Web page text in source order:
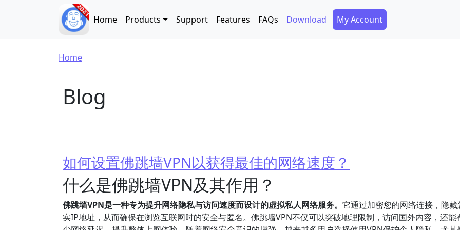
Skip to main content
Main navigation
Home Products Support Features FAQs Download Secondary Menu
My Account
Breadcrumb
Home
Blog
如何设置佛跳墙VPN以获得最佳的网络速度？
什么是佛跳墙VPN及其作用？
佛跳墙VPN是一种专为提升网络隐私与访问速度而设计的虚拟私人网络服务。 它通过加密您的网络连接，隐藏
实IP地址，从而确保在浏览互联网时的安全与匿名。佛跳墙VPN不仅可以突破地理限制，访问国外内容，还能